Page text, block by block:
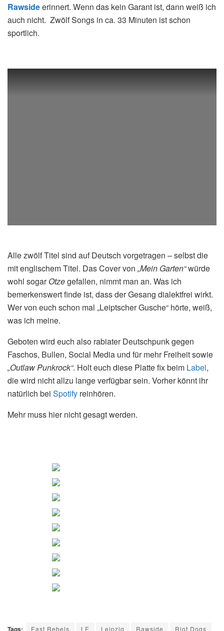
Rawsideerinnert. Wenn das kein Garant ist, dann weiß ich
auch nicht. Zwölf Songs in ca. 33 Minuten ist schon
sportlich.
Alle zwölf Titel sind auf Deutsch vorgetragen – selbst die
mit englischem Titel. Das Cover von „Mein Garten“würde
wohl sogarOtzegefallen, nimmt man an. Was ich
bemerkenswert finde ist, dass der Gesang dialektfrei wirkt.
Wer von euch schon mal „Leiptscher Gusche“ hörte, weiß,
was ich meine.
Geboten wird euch also rabiater Deutschpunk gegen
Faschos, Bullen, Social Media und für mehr Freiheit sowie
„Outlaw Punkrock“. Holt euch diese Platte fix beim Label,
die wird nicht allzu lange verfügbar sein. Vorher könnt ihr
natürlich bei Spotify reinhören.
Mehr muss hier nicht gesagt werden.
Tags: East Rebels LE Leipzig Rawside Riot Dogs